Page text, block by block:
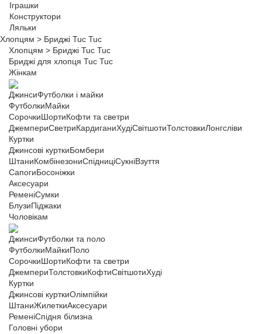
Іграшки
Конструктори
Ляльки
Хлопцям > Бриджі Tuc Tuc
Хлопцям > Бриджі Tuc Tuc
Бриджі для хлопця Tuc Tuc
Жінкам
ДжинсиФутболки і майки
ФутболкиМайки
СорочкиШортиКофти та светри
ДжемпериСветриКардиганиХудіСвітшотиТолстовкиЛонгсліви
Куртки
Джинсові курткиБомбери
ШтаниКомбінезониСпідниціСукніВзуття
СапогиБосоніжки
Аксесуари
РеменіСумки
БлузиПіджаки
Чоловікам
ДжинсиФутболки та поло
ФутболкиМайкиПоло
СорочкиШортиКофти та светри
ДжемпериТолстовкиКофтиСвітшотиХуді
Куртки
Джинсові курткиОлімпійки
ШтаниЖилеткиАксесуари
РеменіСпідня білизна
Головні убори